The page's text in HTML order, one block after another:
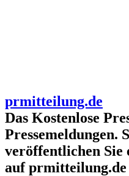
prmitteilung.de
Das Kostenlose
Pressemeldungen.
veröffentlichen Sie
auf prmitteilung.de